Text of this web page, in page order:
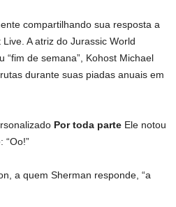
compartilhando sua resposta a
A atriz do Jurassic World
“fim de semana”, Kohost Michael
durante suas piadas anuais em
Por toda parte Ele notou
“Oo!”
a quem Sherman responde, “a